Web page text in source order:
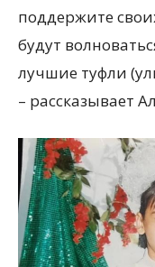
поддержите
будут
лучшие туфли
– рассказывает